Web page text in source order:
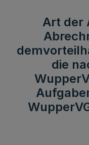
Art der
die